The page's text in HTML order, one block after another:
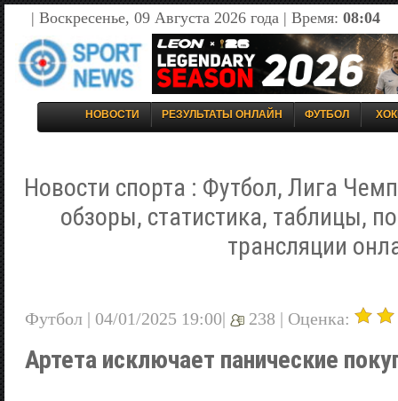
| Воскресенье, 09 Августа 2026 года | Время: 08:04
НОВОСТИ РЕЗУЛЬТАТЫ ОНЛАЙН ФУТБОЛ
Новости спорта : Футбол, Лига
обзоры, статистика, таблицы,
трансляции
Футбол | 04/01/2025 19:00| 238 | Оценка:
Артета исключает панические